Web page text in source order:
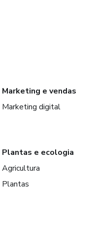
Marketing e vendas
Marketing digital
Plantas e ecologia
Agricultura
Plantas